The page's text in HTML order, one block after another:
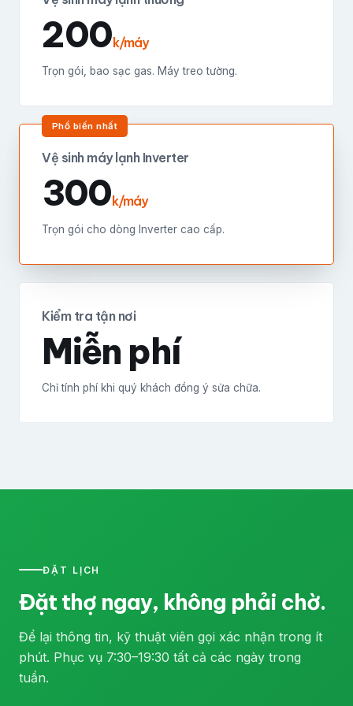
200 k/máy
Trọn gói, bao sạc gas. Máy treo tường.
Phổ biến nhất
Vệ sinh máy lạnh Inverter
300 k/máy
Trọn gói cho dòng Inverter cao cấp.
Kiểm tra tận nơi
Miễn phí
Chỉ tính phí khi quý khách đồng ý sửa chữa.
ĐẶT LỊCH
Đặt thợ ngay, không phải chờ.
Để lại thông tin, kỹ thuật viên gọi xác nhận trong ít
phút. Phục vụ 7:30–19:30 tất cả các ngày trong
tuần.